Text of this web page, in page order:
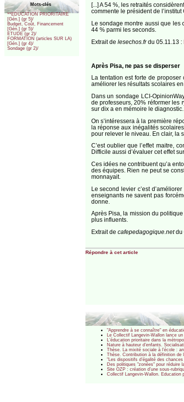
Mots-clés
**EDUCATION PRIORITAIRE
[Gén.] (gr 5)/
Budget, Coût, Financement
[Gén.] (gr 5)/
ETUDE (gr 2)/
FORMATION (articles SUR LA)
[Gén.] (gr 4)/
Sondage (gr 2)/
[...] A 54 %, les retraités
commente le président de l’institut
Le sondage montre aussi que
44 % parmi les seconds.
Extrait de lesechos.frdu 05.11.13 :
Après Pisa, ne pas se disperser
La tentation est forte de
améliorer les résultats scolaires en
Dans un sondage LCI-
de professeurs, 20% réformer les
sur dix a en mémoire le diagnostic.
On s’intéressera à la première
la réponse aux inégalités
pour relever le niveau. En clair, la
C’est oublier que l’effet maitre,
Difficile aussi d’évaluer cet effet
Ces idées ne contribuent qu’a
des équipes. Rien ne peut se
monnayait.
Le second levier c’est
enseignants ne savent pas
donne.
Après Pisa, la mission du
plus influents.
Extrait de cafepedagogique.netdu
Répondre à cet article
"Apprendre à se connaître" en
Le Collectif Langevin-Wallon lance
L’éducation prioritaire dans la
Nature à hauteur d’enfants.
Thèse. La mixité sociale à l’école :
Thèse. Contribution à la définition de
"Les dispositifs d’égalité des
Des politiques "zonées" pour réduire
Site OZP : création d’une sous-
Collectif Langevin-Wallon.